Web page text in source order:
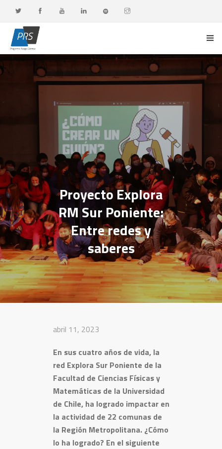
LÍNEAS DE INVESTIGACIÓN
OBSERVATORIO G-DATA
DOCENCIA Y FORMACIÓN CONTINUA
DIFUSIÓN Y VALORACIÓN CIUDADANA
Proyecto Explora
RM Sur Poniente:
Entre redes y
saberes
abril 11, 2023
En sus cuatro años de vida, la
red Explora Sur Poniente de la
Facultad de Ciencias Físicas y
Matemáticas de la Universidad
de Chile, ha logrado impactar en
la actividad de 22 comunas de
la Región Metropolitana. ¿Cómo
lo ha logrado? En el siguiente